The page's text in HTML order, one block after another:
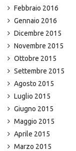
Febbraio 2016
Gennaio 2016
Dicembre 2015
Novembre 2015
Ottobre 2015
Settembre 2015
Agosto 2015
Luglio 2015
Giugno 2015
Maggio 2015
Aprile 2015
Marzo 2015